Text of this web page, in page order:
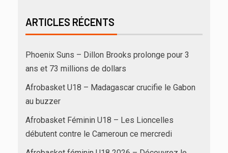
ARTICLES RÉCENTS
Phoenix Suns – Dillon Brooks prolonge pour 3
ans et 73 millions de dollars
Afrobasket U18 – Madagascar crucifie le Gabon
au buzzer
Afrobasket Féminin U18 – Les Lioncelles
débutent contre le Cameroun ce mercredi